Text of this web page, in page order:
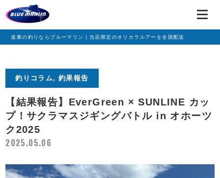
道東の釣りならブルーマリン｜当店限定のオリカラルアーを全国配送
釣りコラム, 釣果報告
【結果報告】EverGreen × SUNLINE カッ
プ！サクラマスジギングバトル in オホーツ
ク2025
2025.05.06